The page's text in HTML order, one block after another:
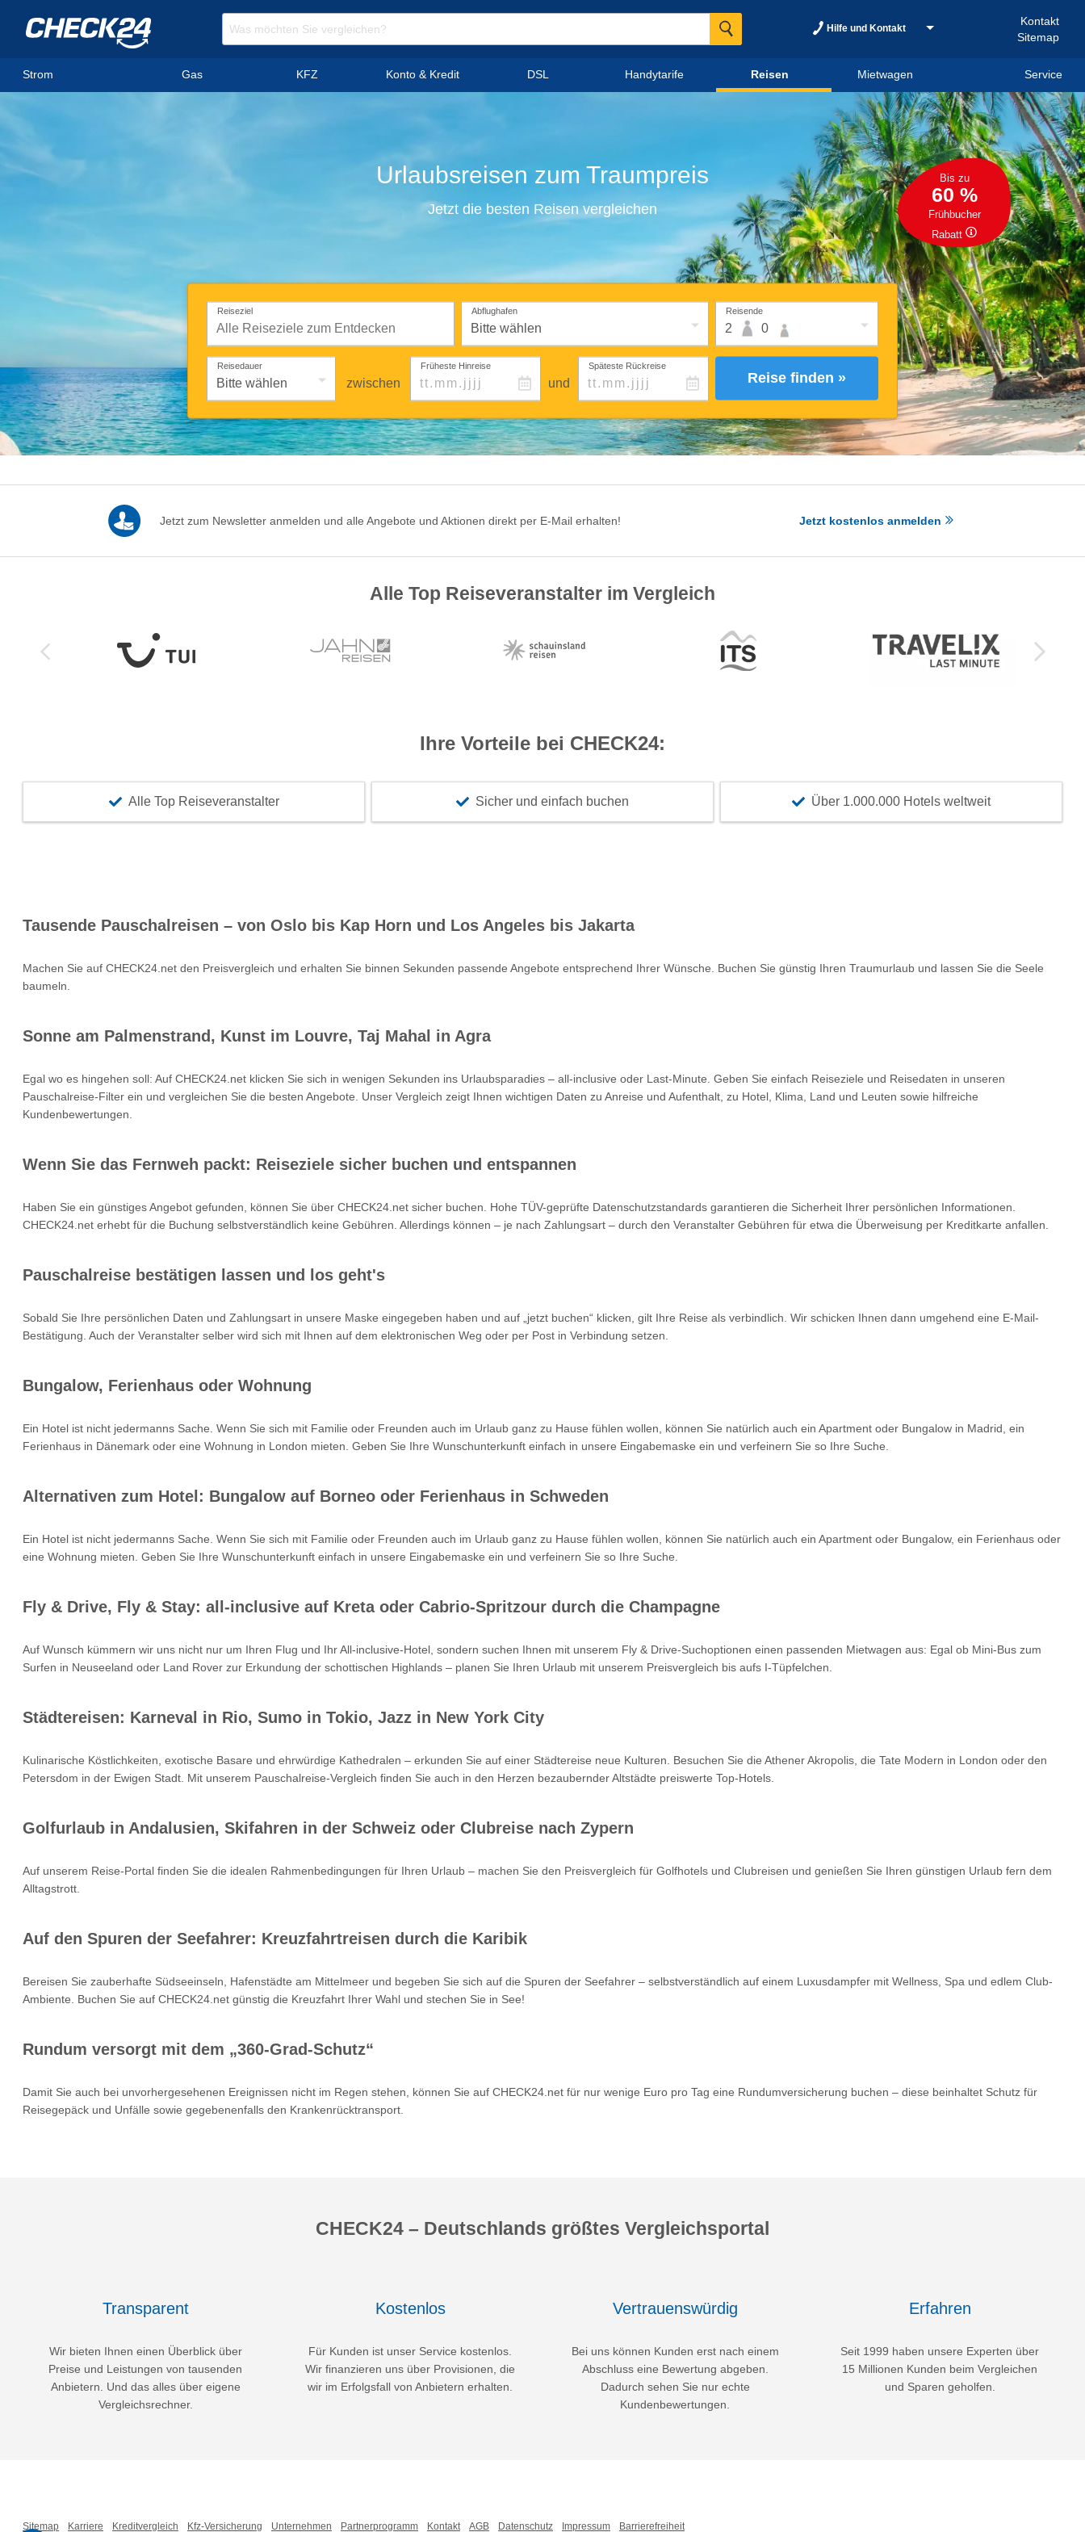
Hilfe und Kontakt
Kontakt
Sitemap
Strom Gas KFZ Konto & Kredit DSL Handytarife Reisen Mietwagen Service
Urlaubsreisen zum Traumpreis
Jetzt die besten Reisen vergleichen
Bis zu
60 %
Frühbucher
Rabatt
Reiseziel Abflughafen Reisende
Reisedauer
zwischen
Früheste Hinreise
und
Späteste Rückreise
Reise finden »
Jetzt zum Newsletter anmelden und alle Angebote und Aktionen direkt per E-Mail erhalten! Jetzt kostenlos anmelden
Alle Top Reiseveranstalter im Vergleich
Ihre Vorteile bei CHECK24:
Alle Top Reiseveranstalter Sicher und einfach buchen Über 1.000.000 Hotels weltweit
Tausende Pauschalreisen – von Oslo bis Kap Horn und Los Angeles bis Jakarta
Machen Sie auf CHECK24.net den Preisvergleich und erhalten Sie binnen Sekunden passende Angebote entsprechend Ihrer Wünsche. Buchen Sie günstig Ihren Traumurlaub und lassen Sie die Seele
baumeln.
Sonne am Palmenstrand, Kunst im Louvre, Taj Mahal in Agra
Egal wo es hingehen soll: Auf CHECK24.net klicken Sie sich in wenigen Sekunden ins Urlaubsparadies – all-inclusive oder Last-Minute. Geben Sie einfach Reiseziele und Reisedaten in unseren
Pauschalreise-Filter ein und vergleichen Sie die besten Angebote. Unser Vergleich zeigt Ihnen wichtigen Daten zu Anreise und Aufenthalt, zu Hotel, Klima, Land und Leuten sowie hilfreiche
Kundenbewertungen.
Wenn Sie das Fernweh packt: Reiseziele sicher buchen und entspannen
Haben Sie ein günstiges Angebot gefunden, können Sie über CHECK24.net sicher buchen. Hohe TÜV-geprüfte Datenschutzstandards garantieren die Sicherheit Ihrer persönlichen Informationen.
CHECK24.net erhebt für die Buchung selbstverständlich keine Gebühren. Allerdings können – je nach Zahlungsart – durch den Veranstalter Gebühren für etwa die Überweisung per Kreditkarte anfallen.
Pauschalreise bestätigen lassen und los geht's
Sobald Sie Ihre persönlichen Daten und Zahlungsart in unsere Maske eingegeben haben und auf „jetzt buchen“ klicken, gilt Ihre Reise als verbindlich. Wir schicken Ihnen dann umgehend eine E-Mail-
Bestätigung. Auch der Veranstalter selber wird sich mit Ihnen auf dem elektronischen Weg oder per Post in Verbindung setzen.
Bungalow, Ferienhaus oder Wohnung
Ein Hotel ist nicht jedermanns Sache. Wenn Sie sich mit Familie oder Freunden auch im Urlaub ganz zu Hause fühlen wollen, können Sie natürlich auch ein Apartment oder Bungalow in Madrid, ein
Ferienhaus in Dänemark oder eine Wohnung in London mieten. Geben Sie Ihre Wunschunterkunft einfach in unsere Eingabemaske ein und verfeinern Sie so Ihre Suche.
Alternativen zum Hotel: Bungalow auf Borneo oder Ferienhaus in Schweden
Ein Hotel ist nicht jedermanns Sache. Wenn Sie sich mit Familie oder Freunden auch im Urlaub ganz zu Hause fühlen wollen, können Sie natürlich auch ein Apartment oder Bungalow, ein Ferienhaus oder
eine Wohnung mieten. Geben Sie Ihre Wunschunterkunft einfach in unsere Eingabemaske ein und verfeinern Sie so Ihre Suche.
Fly & Drive, Fly & Stay: all-inclusive auf Kreta oder Cabrio-Spritzour durch die Champagne
Auf Wunsch kümmern wir uns nicht nur um Ihren Flug und Ihr All-inclusive-Hotel, sondern suchen Ihnen mit unserem Fly & Drive-Suchoptionen einen passenden Mietwagen aus: Egal ob Mini-Bus zum
Surfen in Neuseeland oder Land Rover zur Erkundung der schottischen Highlands – planen Sie Ihren Urlaub mit unserem Preisvergleich bis aufs I-Tüpfelchen.
Städtereisen: Karneval in Rio, Sumo in Tokio, Jazz in New York City
Kulinarische Köstlichkeiten, exotische Basare und ehrwürdige Kathedralen – erkunden Sie auf einer Städtereise neue Kulturen. Besuchen Sie die Athener Akropolis, die Tate Modern in London oder den
Petersdom in der Ewigen Stadt. Mit unserem Pauschalreise-Vergleich finden Sie auch in den Herzen bezaubernder Altstädte preiswerte Top-Hotels.
Golfurlaub in Andalusien, Skifahren in der Schweiz oder Clubreise nach Zypern
Auf unserem Reise-Portal finden Sie die idealen Rahmenbedingungen für Ihren Urlaub – machen Sie den Preisvergleich für Golfhotels und Clubreisen und genießen Sie Ihren günstigen Urlaub fern dem
Alltagstrott.
Auf den Spuren der Seefahrer: Kreuzfahrtreisen durch die Karibik
Bereisen Sie zauberhafte Südseeinseln, Hafenstädte am Mittelmeer und begeben Sie sich auf die Spuren der Seefahrer – selbstverständlich auf einem Luxusdampfer mit Wellness, Spa und edlem Club-
Ambiente. Buchen Sie auf CHECK24.net günstig die Kreuzfahrt Ihrer Wahl und stechen Sie in See!
Rundum versorgt mit dem „360-Grad-Schutz“
Damit Sie auch bei unvorhergesehenen Ereignissen nicht im Regen stehen, können Sie auf CHECK24.net für nur wenige Euro pro Tag eine Rundumversicherung buchen – diese beinhaltet Schutz für
Reisegepäck und Unfälle sowie gegebenenfalls den Krankenrücktransport.
CHECK24 – Deutschlands größtes Vergleichsportal
Transparent
Wir bieten Ihnen einen Überblick über
Preise und Leistungen von tausenden
Anbietern. Und das alles über eigene
Vergleichsrechner.
Kostenlos
Für Kunden ist unser Service kostenlos.
Wir finanzieren uns über Provisionen, die
wir im Erfolgsfall von Anbietern erhalten.
Vertrauenswürdig
Bei uns können Kunden erst nach einem
Abschluss eine Bewertung abgeben.
Dadurch sehen Sie nur echte
Kundenbewertungen.
Erfahren
Seit 1999 haben unsere Experten über
15 Millionen Kunden beim Vergleichen
und Sparen geholfen.
Sitemap Karriere Kreditvergleich Kfz-Versicherung Unternehmen Partnerprogramm Kontakt AGB Datenschutz Impressum Barrierefreiheit